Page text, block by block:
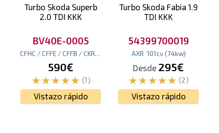
Turbo Skoda Superb
2.0 TDI KKK
BV40E-0005
CFHC / CFFE / CFFB / CKRA (103kw)
590€
(1)
Vistazo rápido
Turbo Skoda Fabia 1.9
TDI KKK
54399700019
AXR 101cv (74kw)
Desde 295€
(2)
Vistazo rápido